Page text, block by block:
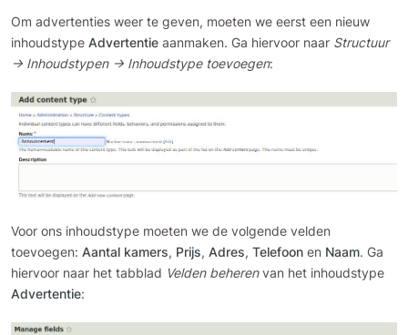
Om advertenties weer te geven, moeten we eerst een nieuw
inhoudstype Advertentie aanmaken. Ga hiervoor naar Structuur
→ Inhoudstypen → Inhoudstype toevoegen:
Voor ons inhoudstype moeten we de volgende velden
toevoegen: Aantal kamers, Prijs, Adres, Telefoon en Naam. Ga
hiervoor naar het tabblad Velden beherenvan het inhoudstype
Advertentie: